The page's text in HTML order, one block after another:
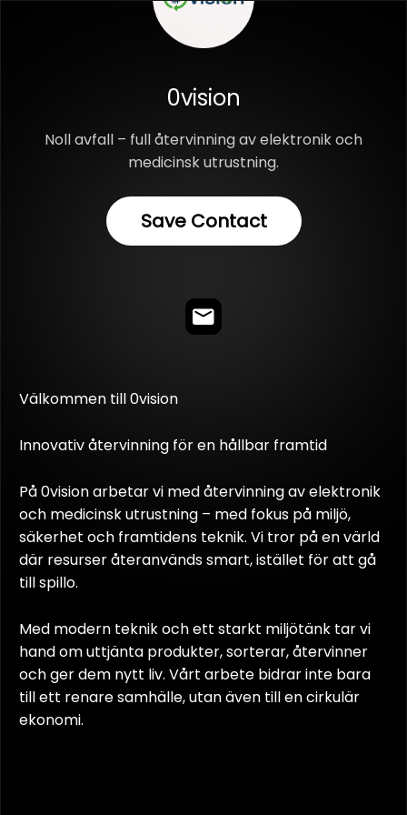
0vision
Noll avfall – full återvinning av elektronik och
medicinsk utrustning.
Save Contact
Välkommen till 0vision
Innovativ återvinning för en hållbar framtid
På 0vision arbetar vi med återvinning av elektronik
och medicinsk utrustning – med fokus på miljö,
säkerhet och framtidens teknik. Vi tror på en värld
där resurser återanvänds smart, istället för att gå
till spillo.
Med modern teknik och ett starkt miljötänk tar vi
hand om uttjänta produkter, sorterar, återvinner
och ger dem nytt liv. Vårt arbete bidrar inte bara
till ett renare samhälle, utan även till en cirkulär
ekonomi.